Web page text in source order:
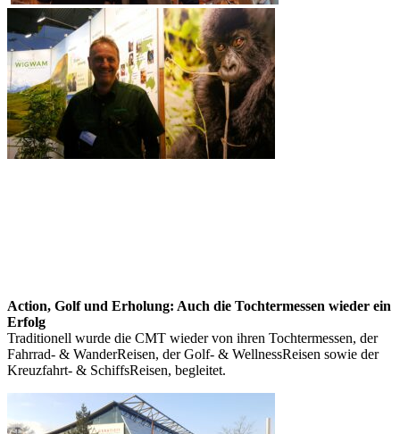
Action, Golf und Erholung: Auch die Tochtermessen wieder ein
Erfolg
Traditionell wurde die CMT wieder von ihren Tochtermessen, der
Fahrrad- & WanderReisen, der Golf- & WellnessReisen sowie der
Kreuzfahrt- & SchiffsReisen, begleitet.